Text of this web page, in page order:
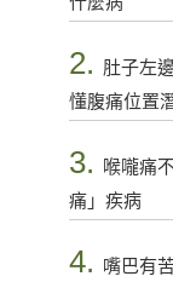
2. 肚子左
懂腹痛位置
3.
喉嚨痛
痛」疾病
4. 嘴巴有